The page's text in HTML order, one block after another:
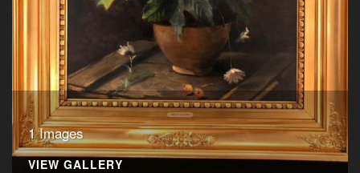
1 Images
VIEW GALLERY